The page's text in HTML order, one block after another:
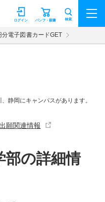
パンフ・願書
ログイン 検索
分電子図書カードGET
静岡にキャンパスがあります。
願関連情報
部の詳細情